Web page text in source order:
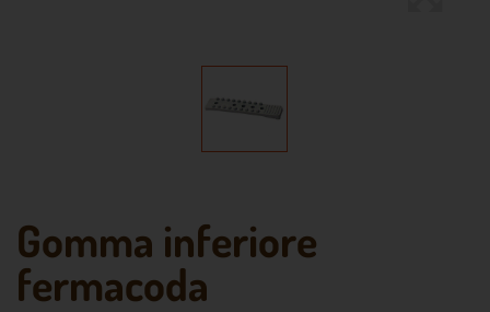
Gomma inferiore
fermacoda